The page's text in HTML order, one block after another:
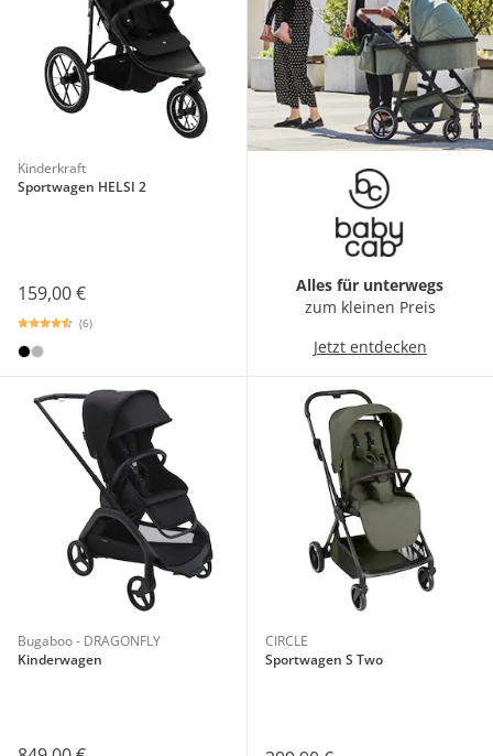
Kinderkraft
Sportwagen HELSI 2
159,00 €
(6)
Alles für unterwegs
zum kleinen Preis
Jetzt entdecken
Bugaboo - DRAGONFLY
Kinderwagen
CIRCLE
Sportwagen S Two